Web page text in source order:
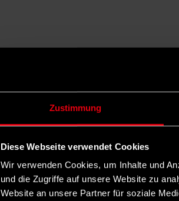
Zustimmung
Diese Webseite verwendet Cookies
Wir verwenden Cookies, um Inhalte und
und die Zugriffe auf unsere Website zu
Website an unsere Partner für soziale